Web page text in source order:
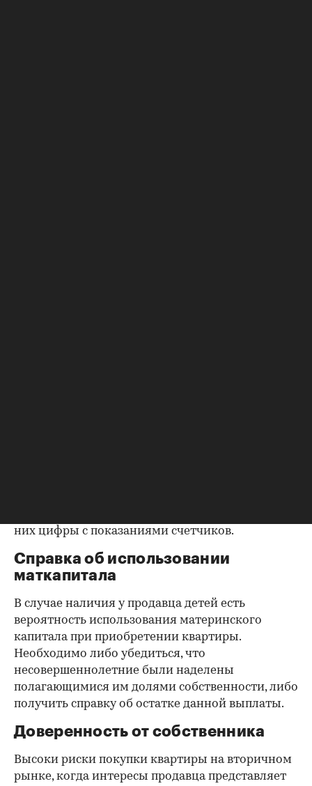
них цифры с показаниями счетчиков.
Справка об использовании
маткапитала
В случае наличия у продавца детей есть
вероятность использования материнского
капитала при приобретении квартиры.
Необходимо либо убедиться, что
несовершеннолетние были наделены
полагающимися им долями собственности, либо
получить справку об остатке данной выплаты.
Доверенность от собственника
Высоки риски покупки квартиры на вторичном
рынке, когда интересы продавца представляет